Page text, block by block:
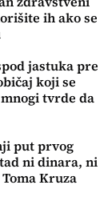
ih ako se
jastuka pre
koji se
tvrde da
put prvog
ni dinara, ni
Kruza